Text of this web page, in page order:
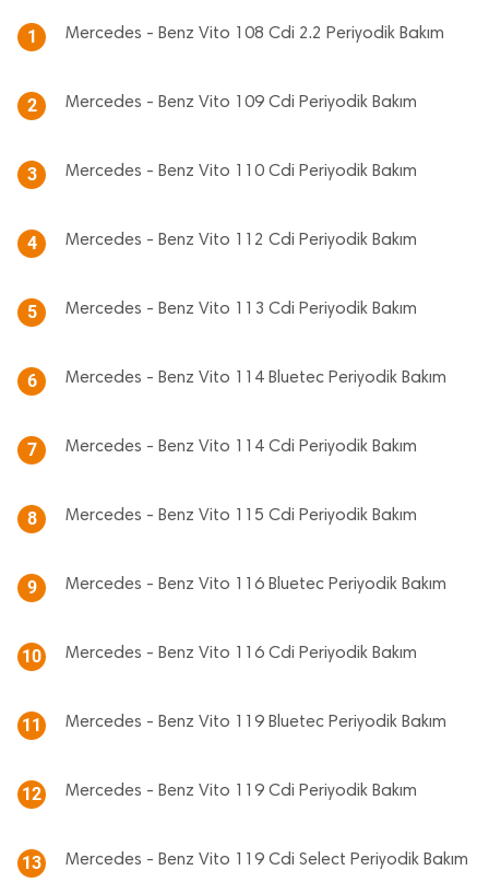
1 Mercedes - Benz Vito 108 Cdi 2.2 Periyodik Bakım
2 Mercedes - Benz Vito 109 Cdi Periyodik Bakım
3 Mercedes - Benz Vito 110 Cdi Periyodik Bakım
4 Mercedes - Benz Vito 112 Cdi Periyodik Bakım
5 Mercedes - Benz Vito 113 Cdi Periyodik Bakım
6 Mercedes - Benz Vito 114 Bluetec Periyodik Bakım
7 Mercedes - Benz Vito 114 Cdi Periyodik Bakım
8 Mercedes - Benz Vito 115 Cdi Periyodik Bakım
9 Mercedes - Benz Vito 116 Bluetec Periyodik Bakım
10 Mercedes - Benz Vito 116 Cdi Periyodik Bakım
11 Mercedes - Benz Vito 119 Bluetec Periyodik Bakım
12 Mercedes - Benz Vito 119 Cdi Periyodik Bakım
13 Mercedes - Benz Vito 119 Cdi Select Periyodik Bakım